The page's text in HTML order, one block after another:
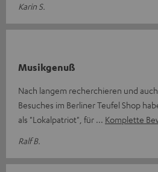
Karin S.
Musikgenuß
Nach langem recherchieren und
Besuches im Berliner Teufel Shop
als "Lokalpatriot", für
Komplette
Ralf B.